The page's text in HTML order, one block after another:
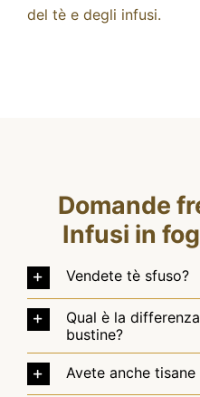
del tè e degli infusi.
Domande
Infusi in
Vendete tè sfuso?
Qual è la
bustine?
Avete anche